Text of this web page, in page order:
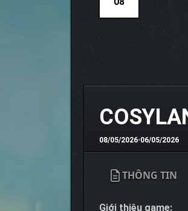
08/05/2026•06/05/2026
THÔNG TIN
Giới thiệu game: